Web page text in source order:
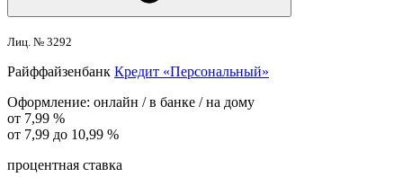
Лиц. № 3292
Райффайзенбанк Кредит «Персональный»
Оформление: онлайн / в банке / на дому
от 7,99 %
от 7,99 до 10,99 %
процентная ставка